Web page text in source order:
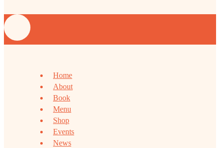
Home
About
Book
Menu
Shop
Events
News